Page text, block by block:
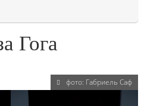
Гога
фото: Габриель Саф